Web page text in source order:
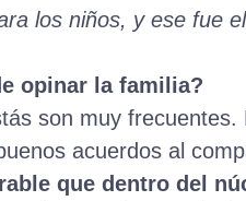
los niños, y ese fue
opinar la familia?
son muy
acuerdos al
que dentro del